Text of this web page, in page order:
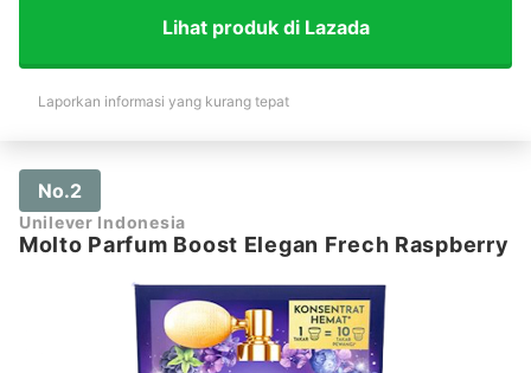
Lihat produk di Lazada
Laporkan informasi yang kurang tepat
No.2
Unilever Indonesia
Molto Parfum Boost Elegan Frech Raspberry